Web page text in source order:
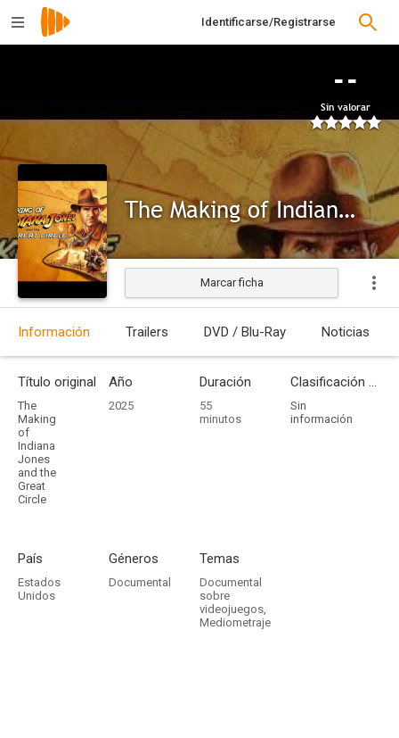
Identificarse/Registrarse
--
Sin valorar
The Making of Indiana Jones and the Great Circle
Marcar ficha
Información Trailers DVD / Blu-Ray Noticias
Título original
The
Making
of
Indiana
Jones
and the
Great
Circle
Año
2025
Duración
55
minutos
Clasificación por edades
Sin
información
País
Estados
Unidos
Géneros
Documental
Temas
Documental
sobre
videojuegos,
Mediometraje